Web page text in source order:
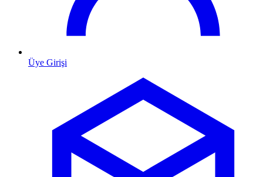
Üye Girişi